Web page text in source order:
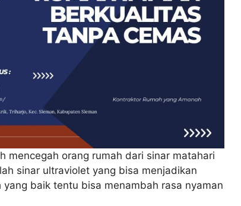
mencegah orang rumah dari sinar matahari
sinar ultraviolet yang bisa menjadikan
baik tentu bisa menambah rasa nyaman